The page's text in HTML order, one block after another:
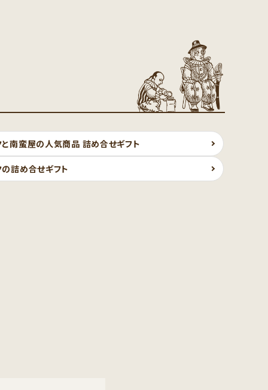
と南蛮屋の人気商品 詰め合せギフト
詰め合せギフト